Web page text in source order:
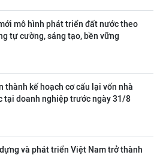
mô hình phát triển đất nước theo
tự cường, sáng tạo, bền vững
thành kế hoạch cơ cấu lại vốn nhà
tại doanh nghiệp trước ngày 31/8
và phát triển Việt Nam trở thành